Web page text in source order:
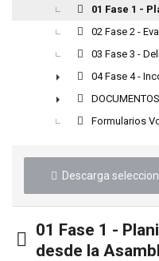
01 Fase 1 -
02 Fase 2 -
03 Fase 3 -
►
04 Fase 4 -
►
Formularios
Descarga
Carpeta
01 Fase 1 -
desde la